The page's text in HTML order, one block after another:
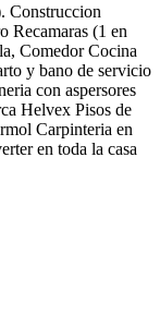
Construccion
Recamaras (1 en
Comedor Cocina
y bano de servicio
con aspersores
Helvex Pisos de
Carpinteria en
en toda la casa